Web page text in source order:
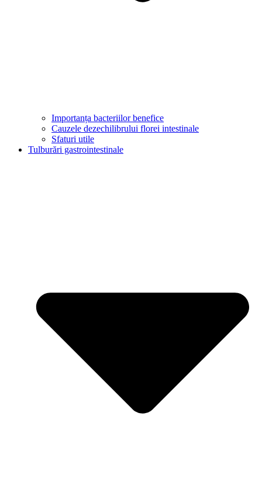
Importanța bacteriilor benefice
Cauzele dezechilibrului florei intestinale
Sfaturi utile
Tulburări gastrointestinale